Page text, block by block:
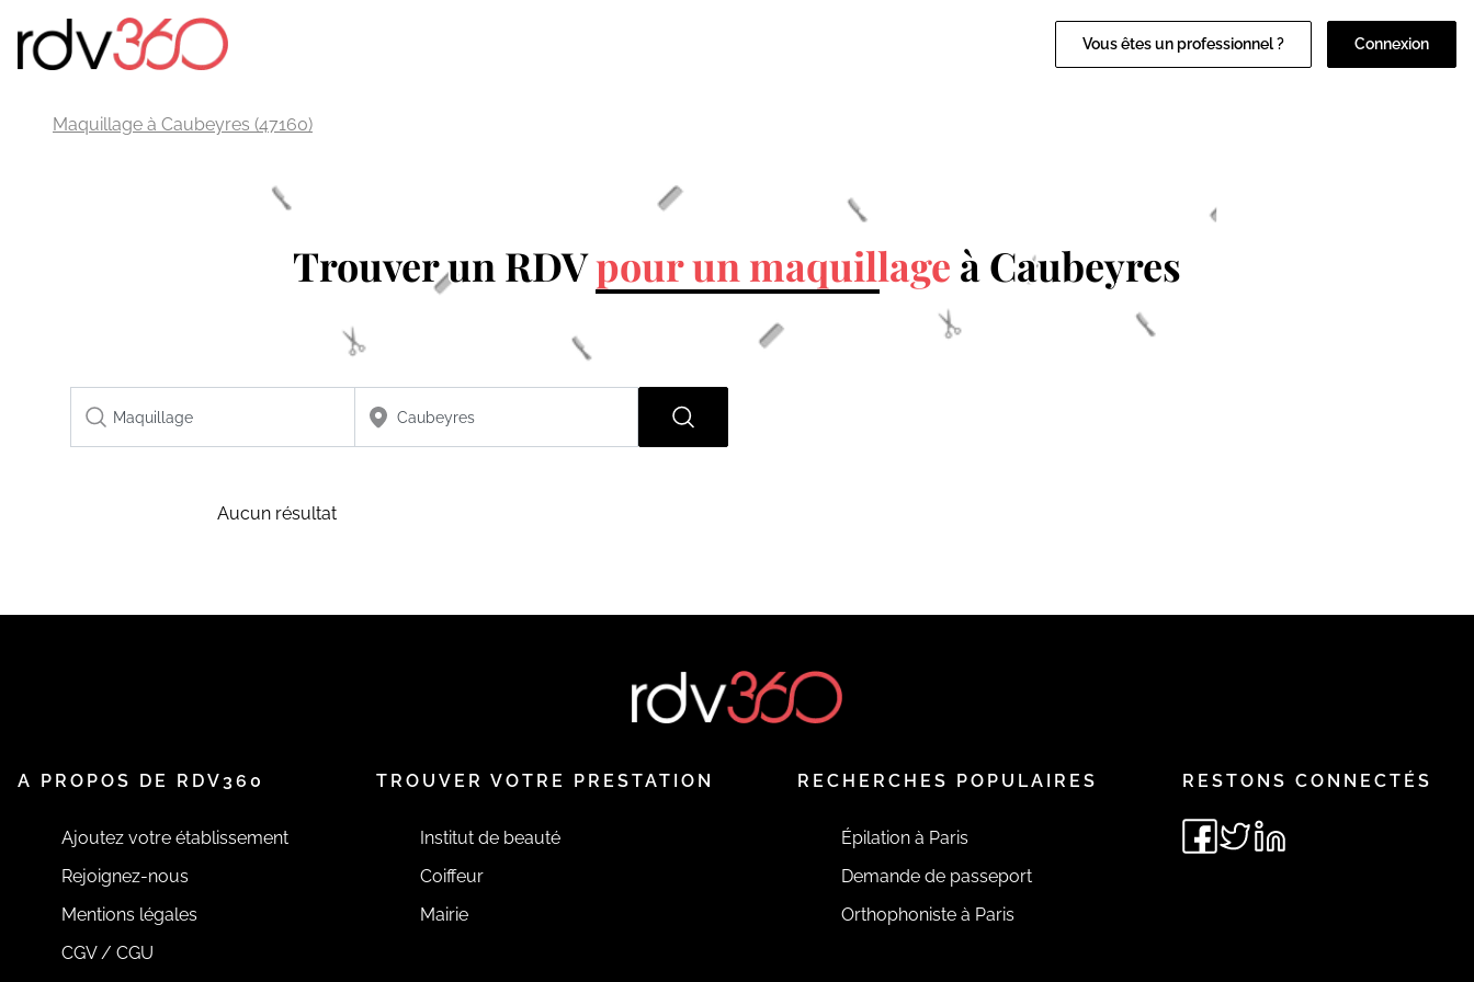
Vous êtes un professionnel ? Connexion
Maquillage à Caubeyres (47160)
Trouver un RDVpour un maquillage à Caubeyres
Aucun résultat
A PROPOS DE RDV360
Ajoutez votre établissement
Rejoignez-nous
Mentions légales
CGV / CGU
TROUVER VOTRE PRESTATION
Institut de beauté
Coiffeur
Mairie
RECHERCHES POPULAIRES
Épilation à Paris
Demande de passeport
Orthophoniste à Paris
RESTONS CONNECTÉS